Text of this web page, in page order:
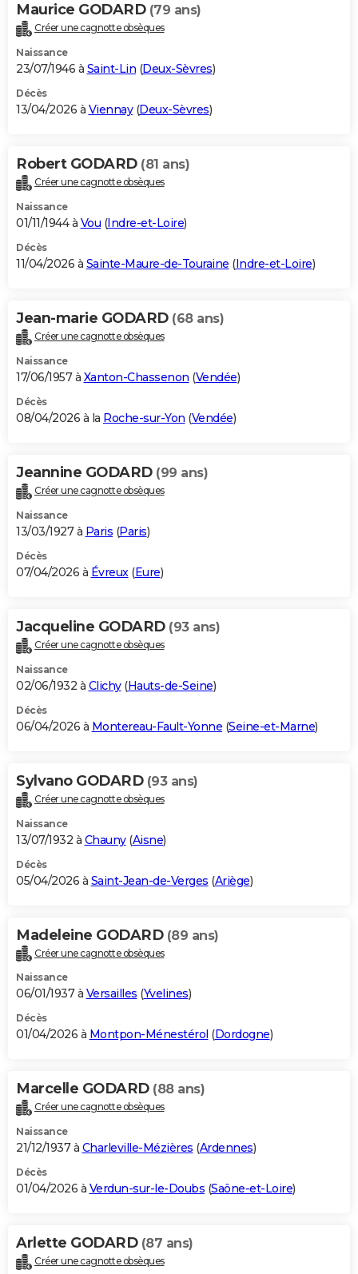
Maurice GODARD (79 ans)
Créer une cagnotte obsèques
Naissance
23/07/1946 à Saint-Lin (Deux-Sèvres)
Décès
13/04/2026 à Viennay(Deux-Sèvres)
Robert GODARD (81 ans)
Créer une cagnotte obsèques
Naissance
01/11/1944 à Vou (Indre-et-Loire)
Décès
11/04/2026 à Sainte-Maure-de-Touraine (Indre-et-Loire)
Jean-marie GODARD (68 ans)
Créer une cagnotte obsèques
Naissance
17/06/1957 à Xanton-Chassenon (Vendée)
Décès
08/04/2026 à la Roche-sur-Yon (Vendée)
Jeannine GODARD (99 ans)
Créer une cagnotte obsèques
Naissance
13/03/1927 à Paris (Paris)
Décès
07/04/2026 à Évreux(Eure)
Jacqueline GODARD (93 ans)
Créer une cagnotte obsèques
Naissance
02/06/1932 à Clichy(Hauts-de-Seine)
Décès
06/04/2026 à Montereau-Fault-Yonne (Seine-et-Marne)
Sylvano GODARD (93 ans)
Créer une cagnotte obsèques
Naissance
13/07/1932 à Chauny(Aisne)
Décès
05/04/2026 à Saint-Jean-de-Verges (Ariège)
Madeleine GODARD (89 ans)
Créer une cagnotte obsèques
Naissance
06/01/1937 à Versailles (Yvelines)
Décès
01/04/2026 à Montpon-Ménestérol (Dordogne)
Marcelle GODARD (88 ans)
Créer une cagnotte obsèques
Naissance
21/12/1937 à Charleville-Mézières (Ardennes)
Décès
01/04/2026 à Verdun-sur-le-Doubs (Saône-et-Loire)
Arlette GODARD (87 ans)
Créer une cagnotte obsèques